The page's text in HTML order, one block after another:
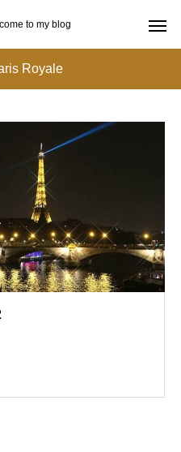
to my blog
Royale